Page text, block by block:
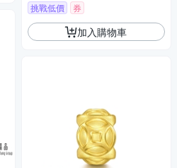
挑戰低價 券
加入購物車